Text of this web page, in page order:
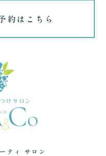
ティ サロン
約はこちら